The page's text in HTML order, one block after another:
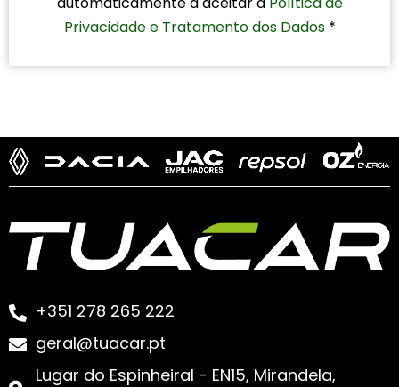
Privacidade e Tratamento dos Dados *
+351 278 265 222
geral@tuacar.pt
Lugar do Espinheiral - EN15, Mirandela,